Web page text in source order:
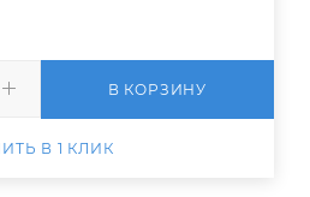
В КОРЗИНУ
В 1 КЛИК